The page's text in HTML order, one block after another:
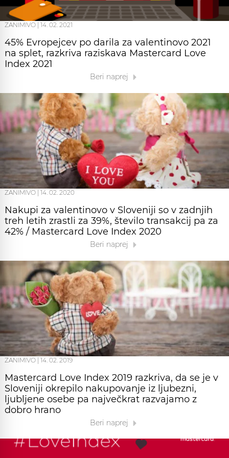
ZANIMIVO 14. 02. 2021
45% Evropejcev po darila za valentinovo 2021
na splet, razkriva raziskava Mastercard Love
Index 2021
Beri naprej
ZANIMIVO 14. 02. 2020
Nakupi za valentinovo v Sloveniji so v zadnjih
treh letih zrastli za 39%, število transakcij pa za
42% / Mastercard Love Index 2020
Beri naprej
ZANIMIVO | 14. 02. 2019
Mastercard Love Index 2019 razkriva, da se je v
Sloveniji okrepilo nakupovanje iz ljubezni,
ljubljene osebe pa največkrat razvajamo z
dobro hrano
Beri naprej